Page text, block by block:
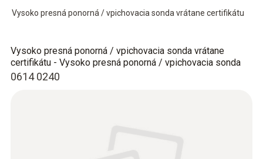
Vysoko presná ponorná / vpichovacia sonda vrátane certifikátu
0614 0240
Vysoko presná ponorná / vpichovacia sonda vrátane
certifikátu - Vysoko presná ponorná / vpichovacia sonda